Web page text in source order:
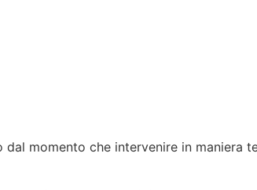
momento che intervenire in maniera